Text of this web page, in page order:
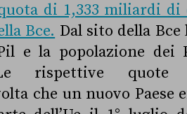
di 1,333 miliardi
Bce. Dal sito della
e la popolazione dei
rispettive quote
che un nuovo Paese